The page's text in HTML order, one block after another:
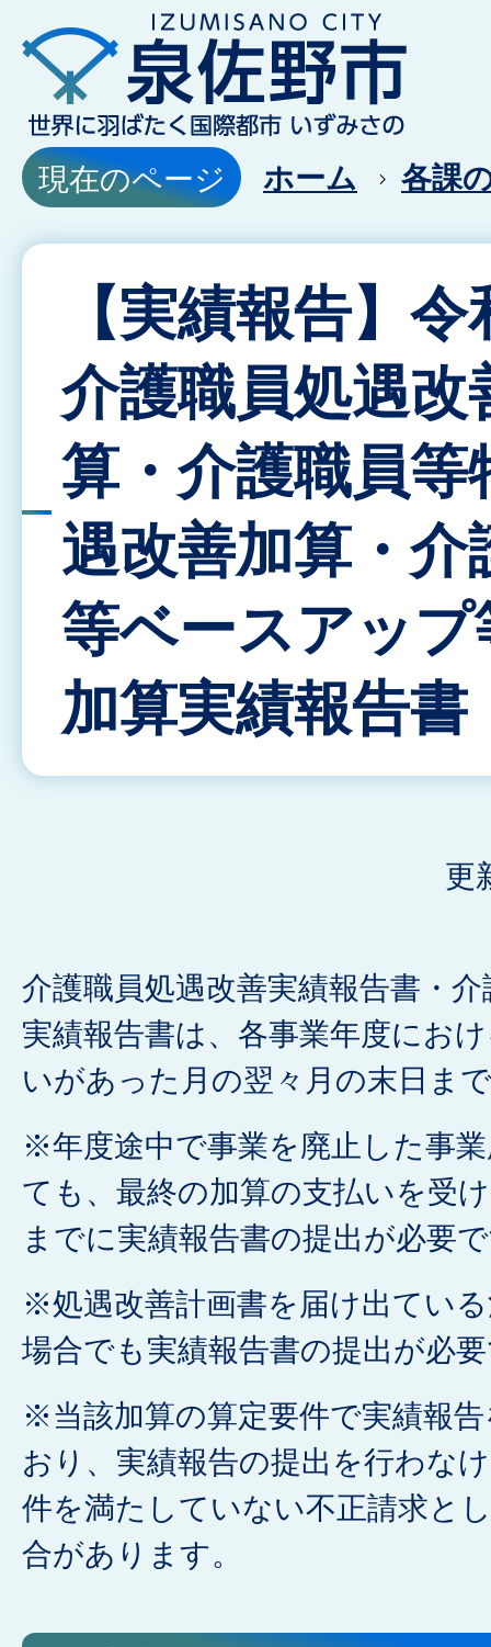
現在のページ ホーム 各課
【実績報告】
介護職員処遇改
算・介護職員等
遇改善加算・介
等ベースアップ
加算実績報告書
更
介護職員処遇改善実績報告書・
実績報告書は、各事業年度にお
いがあった月の翌々月の末日ま
※年度途中で事業を廃止した事
ても、最終の加算の支払いを受
までに実績報告書の提出が必要
※処遇改善計画書を届け出てい
場合でも実績報告書の提出が必
※当該加算の算定要件で実績報
おり、実績報告の提出を行わな
件を満たしていない不正請求と
合があります。